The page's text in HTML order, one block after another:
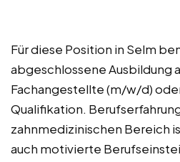
Für diese Position in Selm
abgeschlossene Ausbildung
Fachangestellte (m/w/d)
Qualifikation.
zahnmedizinischen Bereich
auch motivierte